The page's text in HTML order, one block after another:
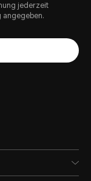
jederzeit
angegeben.